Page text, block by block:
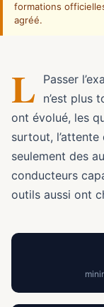
formations
agréé.
L
Passer
n’est plus
ont évolué, les
surtout,
seulement des
conducteurs
outils aussi ont